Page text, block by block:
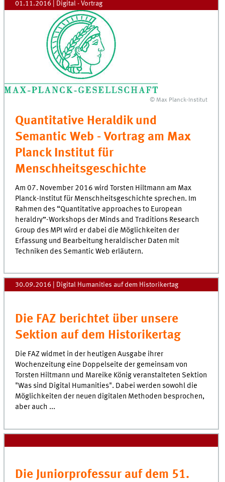
01.11.2016 | Digital - Vortrag
© Max Planck-Institut
Quantitative Heraldik und
Semantic Web - Vortrag am Max
Planck Institut für
Menschheitsgeschichte
Am 07. November 2016 wird Torsten Hiltmann am Max
Planck-Institut für Menschheitsgeschichte sprechen. Im
Rahmen des “Quantitative approaches to European
heraldry”-Workshops der Minds and Traditions Research
Group des MPI wird er dabei die Möglichkeiten der
Erfassung und Bearbeitung heraldischer Daten mit
Techniken des Semantic Web erläutern.
30.09.2016 | Digital Humanities auf dem Historikertag
Die FAZ berichtet über unsere
Sektion auf dem Historikertag
Die FAZ widmet in der heutigen Ausgabe ihrer
Wochenzeitung eine Doppelseite der gemeinsam von
Torsten Hiltmann und Mareike König veranstalteten Sektion
"Was sind Digital Humanities". Dabei werden sowohl die
Möglichkeiten der neuen digitalen Methoden besprochen,
aber auch ...
Die Juniorprofessur auf dem 51.